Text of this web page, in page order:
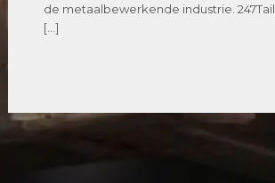
de metaalbewerkende industrie.
[…]